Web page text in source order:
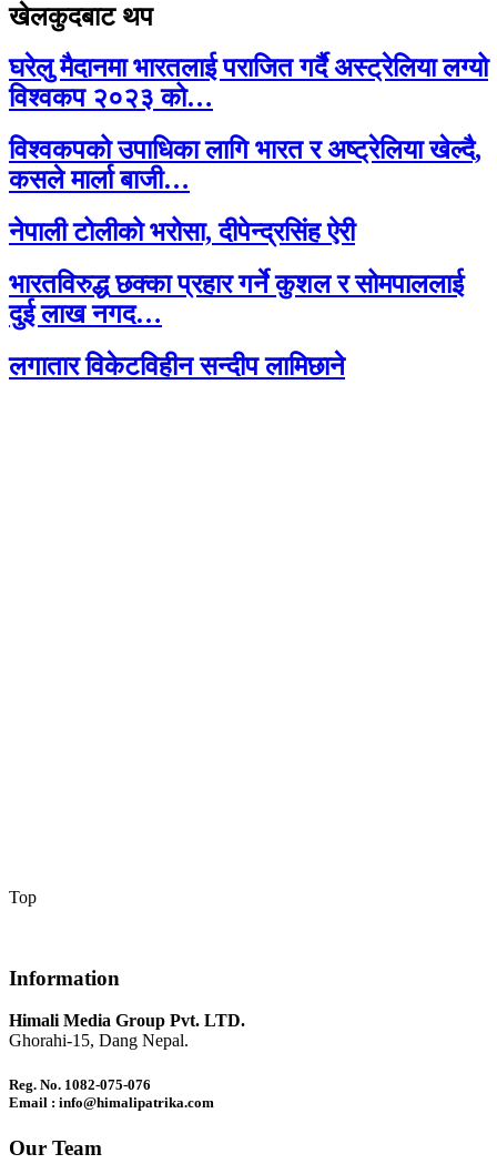
खेलकुदबाट थप
घरेलु मैदानमा भारतलाई पराजित गर्दै अस्ट्रेलिया लग्यो
विश्वकप २०२३ को…
विश्वकपको उपाधिका लागि भारत र अष्ट्रेलिया खेल्दै,
कसले मार्ला बाजी…
नेपाली टोलीको भरोसा, दीपेन्द्रसिंह ऐरी
भारतविरुद्ध छक्का प्रहार गर्ने कुशल र सोमपाललाई
दुई लाख नगद…
लगातार विकेटविहीन सन्दीप लामिछाने
Top
Information
Himali Media Group Pvt. LTD.
Ghorahi-15, Dang Nepal.
Reg. No. 1082-075-076
Email : info@himalipatrika.com
Our Team